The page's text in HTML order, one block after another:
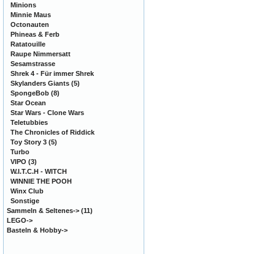
Minions
Minnie Maus
Octonauten
Phineas & Ferb
Ratatouille
Raupe Nimmersatt
Sesamstrasse
Shrek 4 - Für immer Shrek
Skylanders Giants (5)
SpongeBob (8)
Star Ocean
Star Wars - Clone Wars
Teletubbies
The Chronicles of Riddick
Toy Story 3 (5)
Turbo
VIPO (3)
W.I.T.C.H - WITCH
WINNIE THE POOH
Winx Club
Sonstige
Sammeln & Seltenes-> (11)
LEGO->
Basteln & Hobby->